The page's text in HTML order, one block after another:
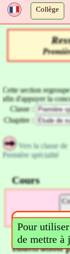
Pour
de mettre à
a Collège
Cette section
afin d'appuyer la
Classe :
Chapitre :
Vers la classe de
Première spécialité
Cours
Illustration